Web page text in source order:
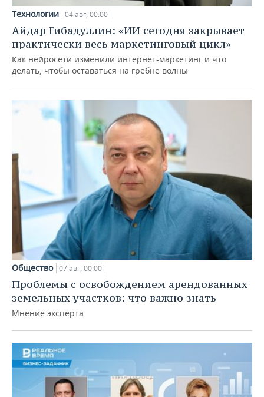
Технологии 04 авг, 00:00
Айдар Гибадуллин: «ИИ сегодня закрывает
практически весь маркетинговый цикл»
Как нейросети изменили интернет-маркетинг и что
делать, чтобы оставаться на гребне волны
Общество 07 авг, 00:00
Проблемы с освобождением арендованных
земельных участков: что важно знать
Мнение эксперта